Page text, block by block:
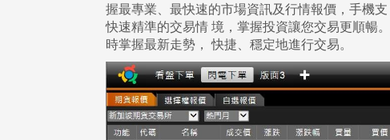
握最專業、最快速的市場資訊及行情報價，手機支
快速精準的交易情 境，掌握投資讓您交易更順暢。
時掌握最新走勢，
快捷、穩定地進行交易。